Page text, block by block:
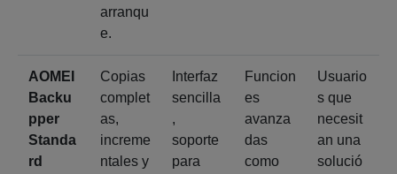
arranqu
e.
AOMEI
Backu
pper
Standa
rd
Copias
complet
as,
increme
ntales y
Interfaz
sencilla
,
soporte
para
Funcion
es
avanza
das
como
Usuario
s que
necesit
an una
solució